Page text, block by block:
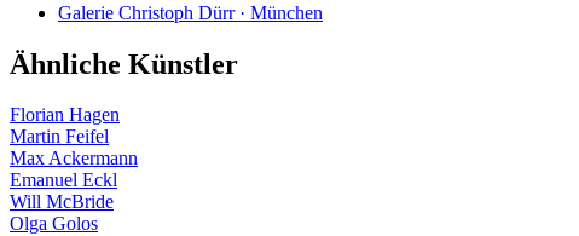
Galerie Christoph Dürr · München
Ähnliche Künstler
Florian Hagen
Martin Feifel
Max Ackermann
Emanuel Eckl
Will McBride
Olga Golos